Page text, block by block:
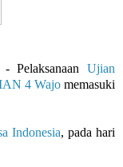
Pelaksanaan Ujian
4 Wajomemasuki
Indonesia, pada hari